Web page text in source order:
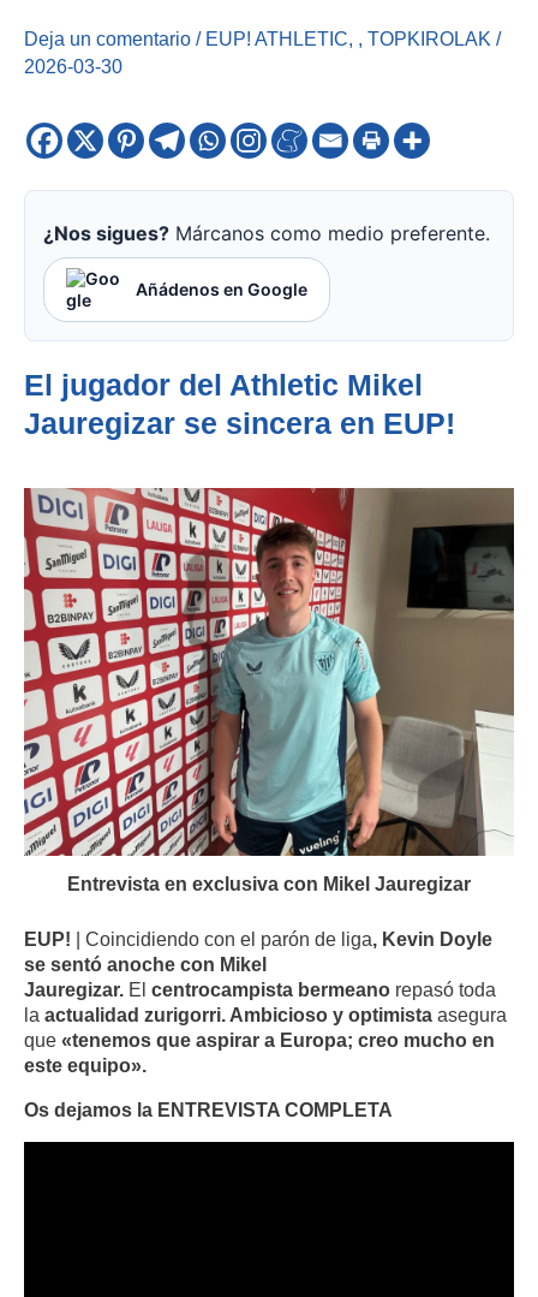
Deja un comentario / EUP! ATHLETIC, , TOPKIROLAK /
2026-03-30
¿Nos sigues? Márcanos como medio preferente.
Añádenos en Google
El jugador del Athletic Mikel
Jauregizar se sincera en EUP!
Entrevista en exclusiva con Mikel Jauregizar
EUP! | Coincidiendo con el parón de liga, Kevin Doyle
se sentó anoche con Mikel
Jauregizar. El centrocampista bermeano repasó toda
la actualidad zurigorri. Ambicioso y optimista asegura
que «tenemos que aspirar a Europa; creo mucho en
este equipo».
Os dejamos la ENTREVISTA COMPLETA